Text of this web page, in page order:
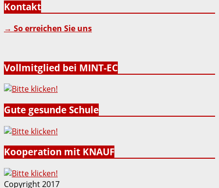
Kontakt
→ So erreichen Sie uns
Vollmitglied bei MINT-EC
Gute gesunde Schule
Kooperation mit KNAUF
Copyright 2017